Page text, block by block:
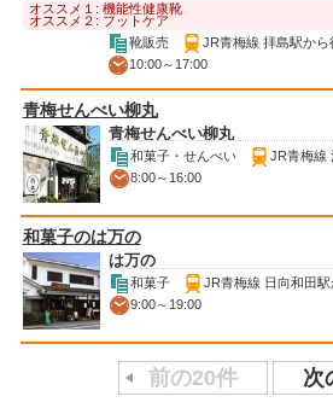
オススメ１: 機能性健康靴
オススメ２: フットケア
靴販売
JR青梅線 拝島駅から
10:00～17:00
青梅せんべい柳丸
青梅せんべい柳丸
和菓子・せんべい
JR青梅線
8:00～16:00
和菓子のは万の
は万の
和菓子
JR青梅線 日向和田
9:00～19:00
前の20件 次